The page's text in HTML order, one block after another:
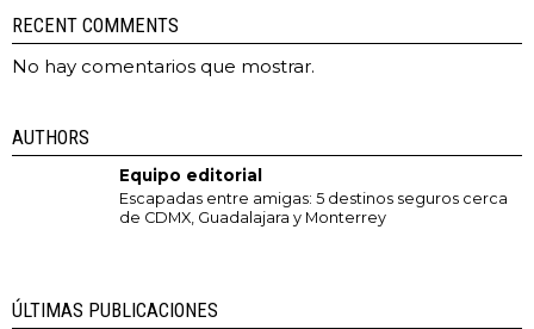
RECENT COMMENTS
No hay comentarios que mostrar.
AUTHORS
Equipo editorial
Escapadas entre amigas: 5 destinos seguros cerca
de CDMX, Guadalajara y Monterrey
ÚLTIMAS PUBLICACIONES